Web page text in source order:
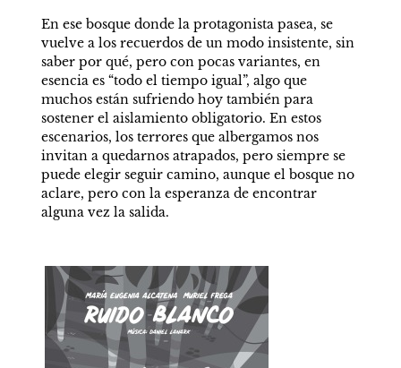
En ese bosque donde la protagonista pasea, se
vuelve a los recuerdos de un modo insistente, sin
saber por qué, pero con pocas variantes, en
esencia es “todo el tiempo igual”, algo que
muchos están sufriendo hoy también para
sostener el aislamiento obligatorio. En estos
escenarios, los terrores que albergamos nos
invitan a quedarnos atrapados, pero siempre se
puede elegir seguir camino, aunque el bosque no
aclare, pero con la esperanza de encontrar
alguna vez la salida.